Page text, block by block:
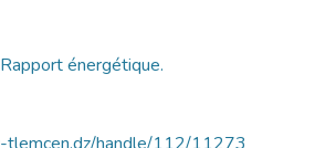
Rapport énergétique.